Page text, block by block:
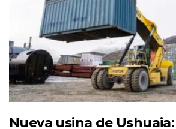
Nueva usina de